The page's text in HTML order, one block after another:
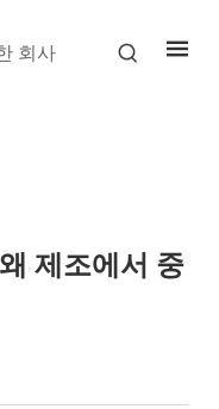
제조에서 중